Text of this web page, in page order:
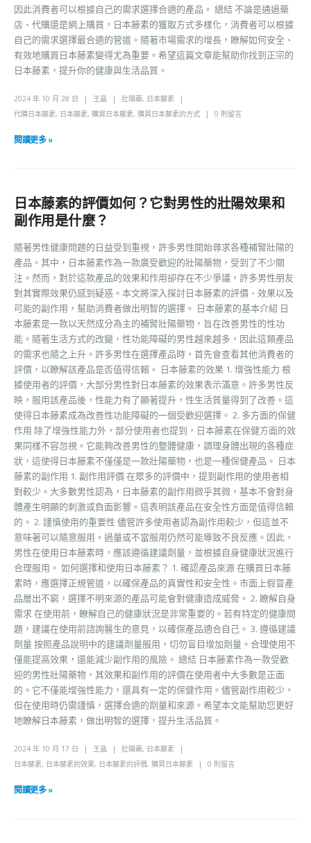
因此消費者可以根據自己的需求選擇合適的產品。 總結 不論是通過藥
店、代購還是網上購買，日本藤素的獲取方式多樣化，消費者可以根據
自己的需求選擇最合適的管道。隨著市場需求的增長，瞭解如何安全、
有效地購買日本藤素變得尤為重要。希望這篇文章能幫助你找到正宗的
日本藤素，提升你的健康與生活品質。
2024 年 10 月 28 日 王晶 壯陽藥, 日本藤素
代購日本藤素, 日本藤素, 購買日本藤素, 購買日本藤素的方式 0 則留言
閱讀更多 »
日本藤素的評價如何？它對男性的壯陽效果和
副作用是什麼？
隨著男性健康問題的日益受到重視，許多男性開始尋求各種補腎壯陽的
產品。其中，日本藤素作為一款廣受歡迎的壯陽藥物，受到了不少關
注。然而，對於這款產品的效果和作用卻存在不少爭議，許多男性朋友
對其實際效果仍感到疑惑。本文將深入探討日本藤素的評價、效果以及
可能的副作用，幫助消費者做出明智的選擇。 日本藤素的基本介紹 日
本藤素是一款以天然成分為主的補腎壯陽藥物，旨在改善男性的性功
能。隨著生活方式的改變，性功能障礙的男性越來越多，因此這類產品
的需求也隨之上升。許多男性在選擇產品時，首先會查看其他消費者的
評價，以瞭解該產品是否值得信賴。 日本藤素的效果 1. 增強性能力 根
據使用者的評價，大部分男性對日本藤素的效果表示滿意。許多男性反
映，服用該產品後，性能力有了顯著提升，性生活質量得到了改善。這
使得日本藤素成為改善性功能障礙的一個受歡迎選擇。 2. 多方面的保健
作用 除了增強性能力外，部分使用者也提到，日本藤素在保健方面的效
果同樣不容忽視。它能夠改善男性的整體健康，調理身體出現的各種症
狀，這使得日本藤素不僅僅是一款壯陽藥物，也是一種保健產品。 日本
藤素的副作用 1. 副作用評價 在眾多的評價中，提到副作用的使用者相
對較少。大多數男性認為，日本藤素的副作用微乎其微，基本不會對身
體產生明顯的刺激或負面影響。這表明該產品在安全性方面是值得信賴
的。 2. 謹慎使用的重要性 儘管許多使用者認為副作用較少，但這並不
意味著可以隨意服用。過量或不當服用仍然可能導致不良反應。因此，
男性在使用日本藤素時，應該遵循建議劑量，並根據自身健康狀況進行
合理服用。 如何選擇和使用日本藤素？ 1. 確認產品來源 在購買日本藤
素時，應選擇正規管道，以確保產品的真實性和安全性。市面上假冒產
品層出不窮，選擇不明來源的產品可能會對健康造成威脅。 2. 瞭解自身
需求 在使用前，瞭解自己的健康狀況是非常重要的。若有特定的健康問
題，建議在使用前諮詢醫生的意見，以確保產品適合自己。 3. 遵循建議
劑量 按照產品說明中的建議劑量服用，切勿盲目增加劑量。合理使用不
僅能提高效果，還能減少副作用的風險。 總結 日本藤素作為一款受歡
迎的男性壯陽藥物，其效果和副作用的評價在使用者中大多數是正面
的。它不僅能增強性能力，還具有一定的保健作用。儘管副作用較少，
但在使用時仍需謹慎，選擇合適的劑量和來源。希望本文能幫助您更好
地瞭解日本藤素，做出明智的選擇，提升生活品質。
2024 年 10 月 17 日 王晶 壯陽藥, 日本藤素
日本藤素, 日本藤素的效果, 日本藤素的評價, 購買日本藤素 0 則留言
閱讀更多 »